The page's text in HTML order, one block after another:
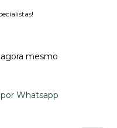
mesmo
Whatsapp